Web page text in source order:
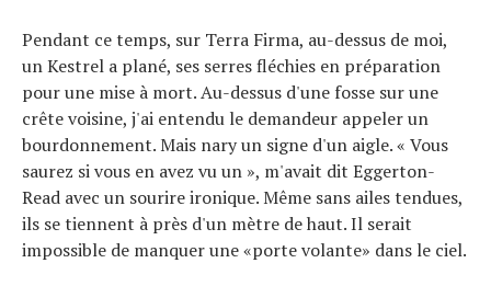
Pendant ce temps, sur Terra Firma, au-dessus de moi,
un Kestrel a plané, ses serres fléchies en préparation
pour une mise à mort. Au-dessus d'une fosse sur une
crête voisine, j'ai entendu le demandeur appeler un
bourdonnement. Mais nary un signe d'un aigle. « Vous
saurez si vous en avez vu un », m'avait dit Eggerton-
Read avec un sourire ironique. Même sans ailes tendues,
ils se tiennent à près d'un mètre de haut. Il serait
impossible de manquer une «porte volante» dans le ciel.